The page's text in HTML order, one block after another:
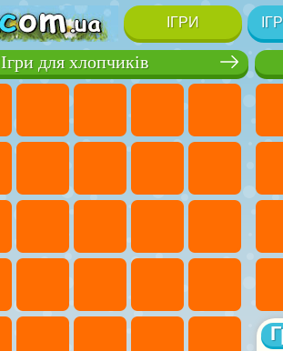
ІГРИ
Ігри для хлопчиків